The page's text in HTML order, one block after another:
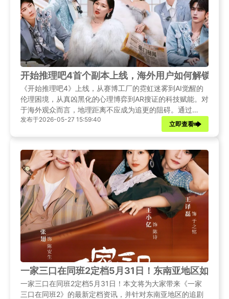
开始推理吧4首个副本上线，海外用户如何解锁观
《开始推理吧4》上线，从赛博工厂的霓虹迷雾到AI觉醒的
伦理困境，从真凶黑化的心理博弈到AR搜证的科技赋能。对
于海外观众而言，地理距离不应成为追更的阻碍。通过
Sixfast等专业回国加速器，身处异国他乡的华人观众同样可
发布于2026-05-27 15:59:40
立即查看
一家三口在同班2定档5月31日！东南亚地区如何
一家三口在同班2定档5月31日！本文将为大家带来《一家
三口在同班2》的最新定档资讯，并针对东南亚地区的追剧